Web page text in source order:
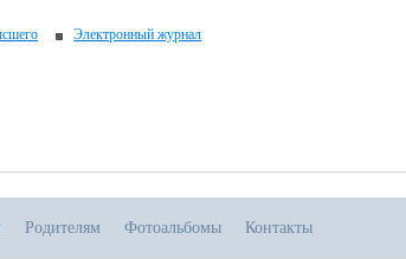
Электронный журнал
Родителям Фотоальбомы Контакты